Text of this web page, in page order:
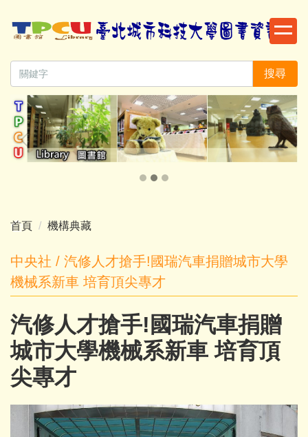
到
要
區
搜尋
首頁 機構典藏
中央社 / 汽修人才搶手!國瑞汽車捐贈城市大學
機械系新車 培育頂尖專才
汽修人才搶手!國瑞汽車捐贈
城市大學機械系新車 培育頂
尖專才